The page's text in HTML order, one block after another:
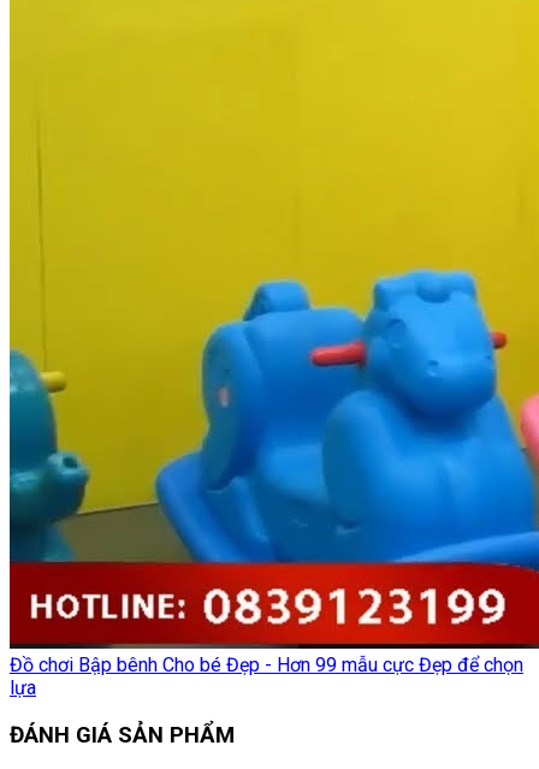
Đồ chơi Bập bênh Cho bé Đẹp - Hơn 99 mẫu cực Đẹp để chọn
lựa
ĐÁNH GIÁ SẢN PHẨM